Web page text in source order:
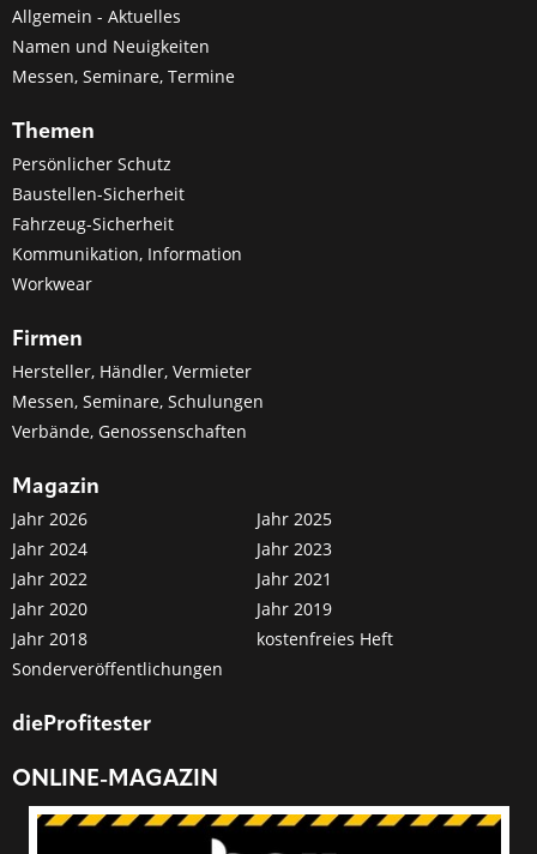
Allgemein - Aktuelles
Namen und Neuigkeiten
Messen, Seminare, Termine
Themen
Persönlicher Schutz
Baustellen-Sicherheit
Fahrzeug-Sicherheit
Kommunikation, Information
Workwear
Firmen
Hersteller, Händler, Vermieter
Messen, Seminare, Schulungen
Verbände, Genossenschaften
Magazin
Jahr 2026
Jahr 2025
Jahr 2024
Jahr 2023
Jahr 2022
Jahr 2021
Jahr 2020
Jahr 2019
Jahr 2018
kostenfreies Heft
Sonderveröffentlichungen
dieProfitester
ONLINE-MAGAZIN